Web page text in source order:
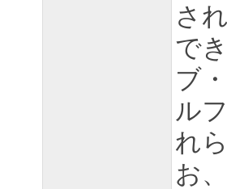
さ
で
ブ
ル
れ
お